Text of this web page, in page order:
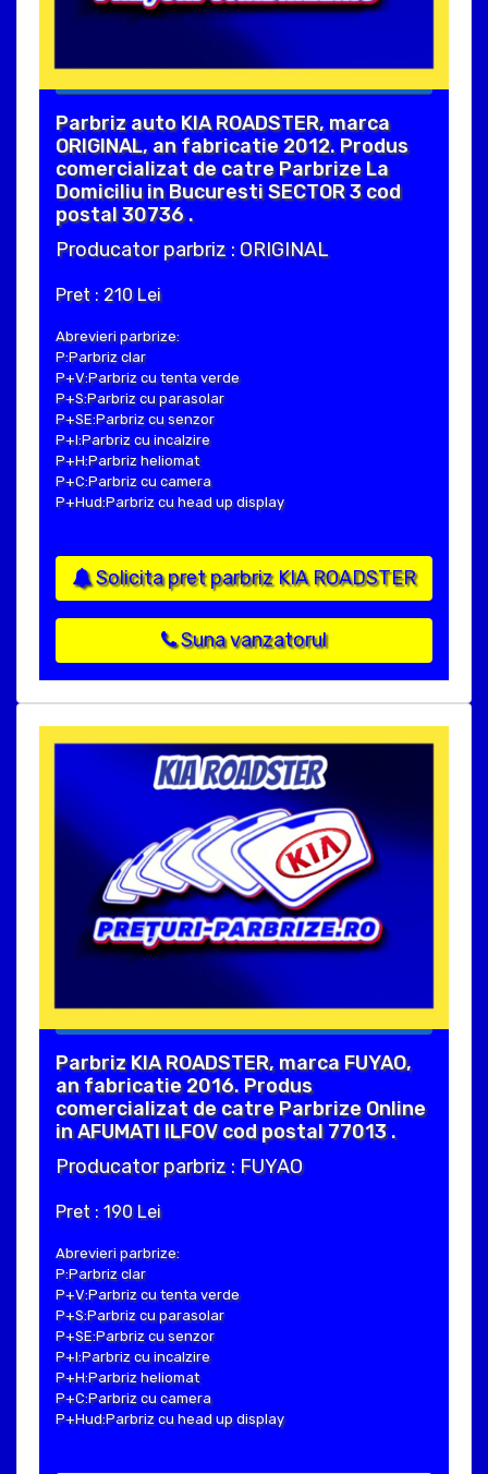
Parbriz auto KIA ROADSTER, marca
ORIGINAL, an fabricatie 2012. Produs
comercializat de catre Parbrize La
Domiciliu in Bucuresti SECTOR 3 cod
postal 30736 .
Producator parbriz : ORIGINAL
Pret : 210 Lei
Abrevieri parbrize:
P:Parbriz clar
P+V:Parbriz cu tenta verde
P+S:Parbriz cu parasolar
P+SE:Parbriz cu senzor
P+I:Parbriz cu incalzire
P+H:Parbriz heliomat
P+C:Parbriz cu camera
P+Hud:Parbriz cu head up display
Solicita pret parbriz KIA ROADSTER
Suna vanzatorul
Parbriz KIA ROADSTER, marca FUYAO,
an fabricatie 2016. Produs
comercializat de catre Parbrize Online
in AFUMATI ILFOV cod postal 77013 .
Producator parbriz : FUYAO
Pret : 190 Lei
Abrevieri parbrize:
P:Parbriz clar
P+V:Parbriz cu tenta verde
P+S:Parbriz cu parasolar
P+SE:Parbriz cu senzor
P+I:Parbriz cu incalzire
P+H:Parbriz heliomat
P+C:Parbriz cu camera
P+Hud:Parbriz cu head up display